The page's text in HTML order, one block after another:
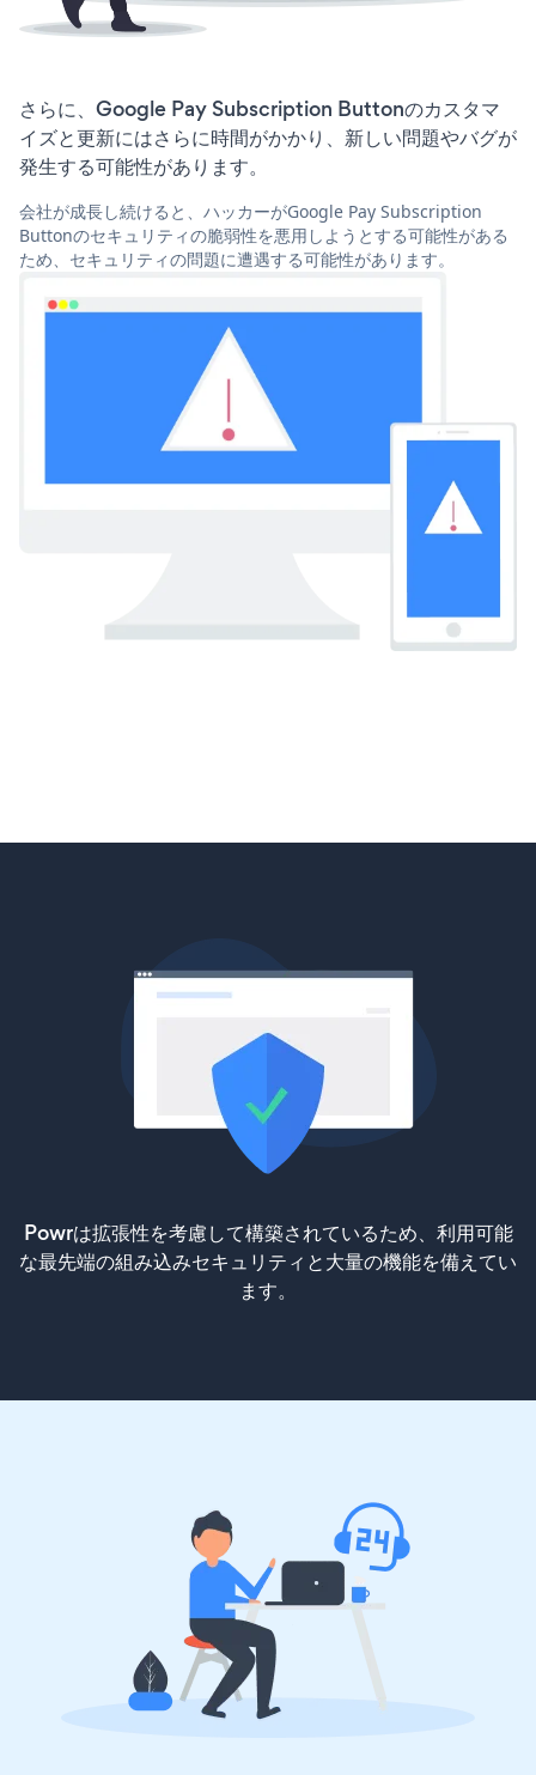
さらに、Google Pay Subscription Buttonのカスタマ
イズと更新にはさらに時間がかかり、新しい問題やバグが
発生する可能性があります。
会社が成長し続けると、ハッカーがGoogle Pay Subscription
Buttonのセキュリティの脆弱性を悪用しようとする可能性がある
ため、セキュリティの問題に遭遇する可能性があります。
Powrは拡張性を考慮して構築されているため、利用可能
な最先端の組み込みセキュリティと大量の機能を備えてい
ます。